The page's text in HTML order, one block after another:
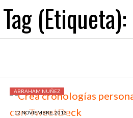
Tag (Etiqueta):
12 NOVIEMBRE, 2013
ABRAHAM NUÑEZ